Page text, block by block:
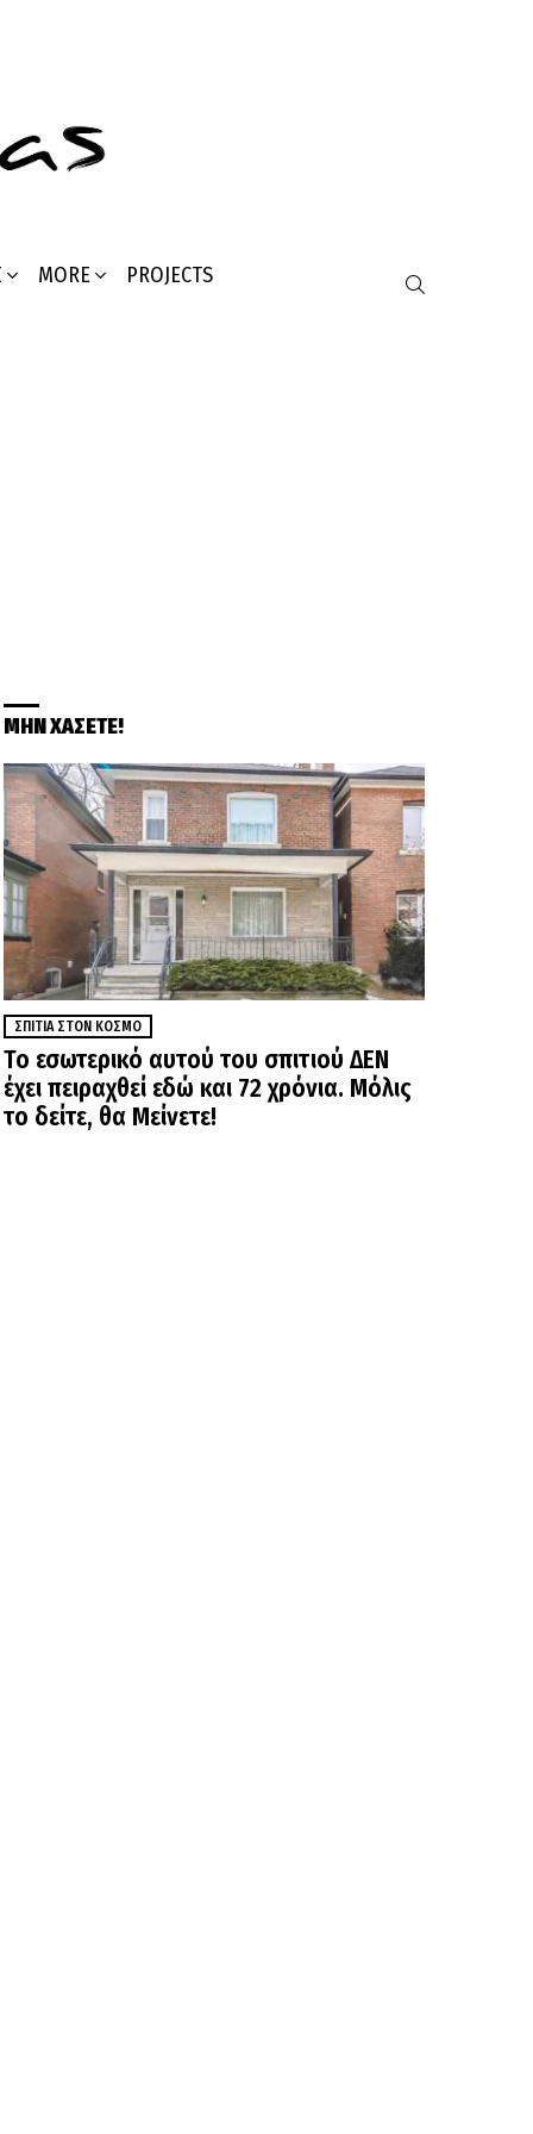
MORE PROJECTS
ΜΗΝ ΧΑΣΕΤΕ!
ΣΠΊΤΙΑ ΣΤΟΝ ΚΌΣΜΟ
Το εσωτερικό αυτού του σπιτιού ΔΕΝ
έχει πειραχθεί εδώ και 72 χρόνια. Μόλις
το δείτε, θα Μείνετε!